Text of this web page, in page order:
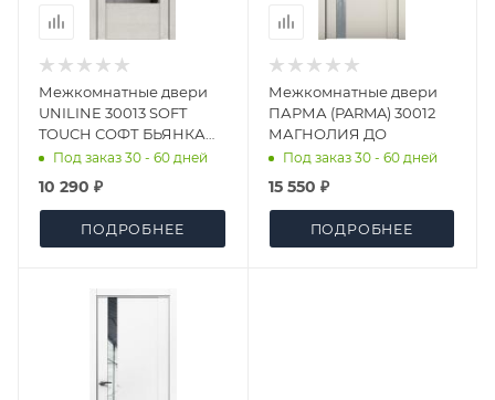
Межкомнатные двери
UNILINE 30013 SOFT
TOUCH СОФТ БЬЯНКА
ЗЕРКАЛО ДО
Под заказ 30 - 60 дней
10 290 ₽
ПОДРОБНЕЕ
Межкомнатные двери
ПАРМА (PARMA) 30012
МАГНОЛИЯ ДО
Под заказ 30 - 60 дней
15 550 ₽
ПОДРОБНЕЕ